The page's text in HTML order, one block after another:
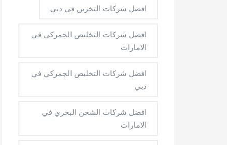
افضل شركات التخزين في دبي
افضل شركات التخليص الجمركي في
الامارات
افضل شركات التخليص الجمركي في
دبي
افضل شركات الشحن البحري في
الامارات